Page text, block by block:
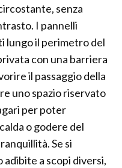
senza
I pannelli
lungo il perimetro del
con una barriera
il passaggio della
uno spazio riservato
per poter
o godere del
Se si
a scopi diversi,